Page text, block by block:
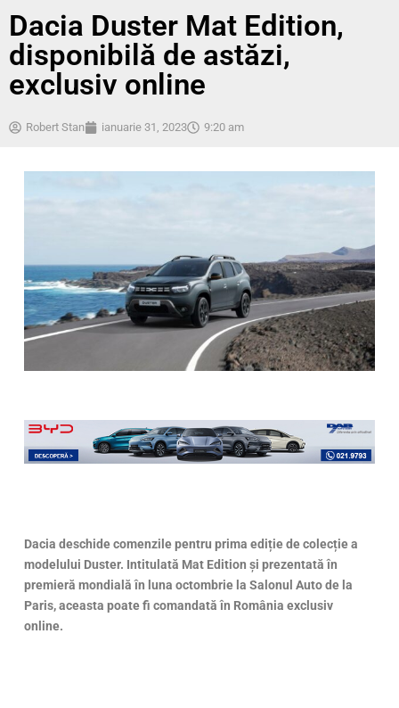
Dacia Duster Mat Edition,
disponibilă de astăzi,
exclusiv online
Robert Stan ianuarie 31, 2023 9:20 am
Dacia deschide comenzile pentru prima ediție de colecție a
modelului Duster. Intitulată Mat Edition și prezentată în
premieră mondială în luna octombrie la Salonul Auto de la
Paris, aceasta poate fi comandată în România exclusiv
online.